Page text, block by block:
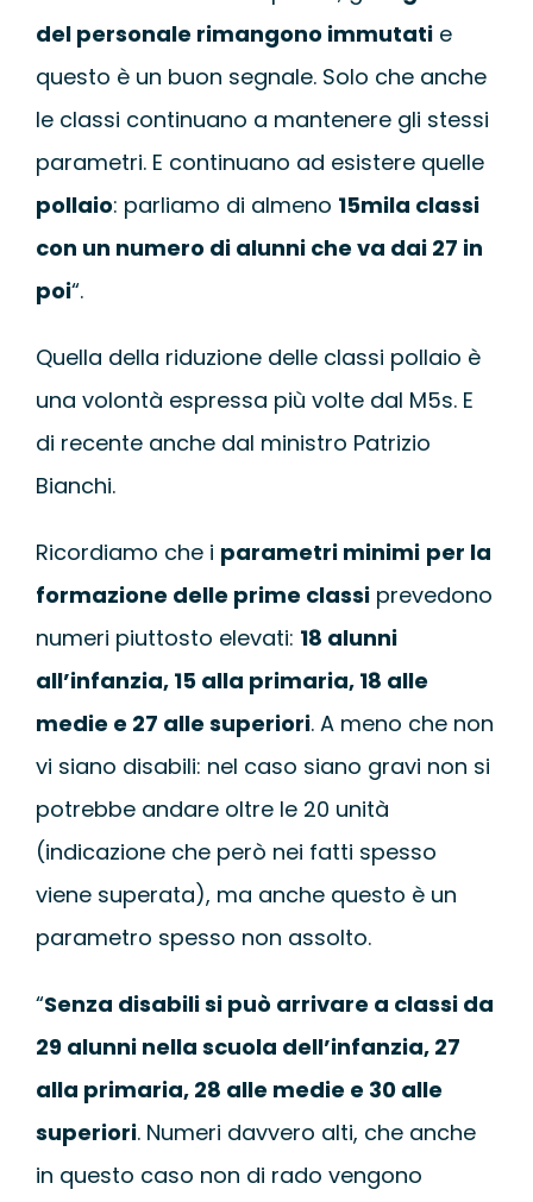
del personale rimangono immutatie
questo è un buon segnale. Solo che anche
le classi continuano a mantenere gli stessi
parametri. E continuano ad esistere quelle
pollaio: parliamo di almeno 15mila classi
con un numero di alunni che va dai 27 in
poi“.
Quella della riduzione delle classi pollaio è
una volontà espressa più volte dal M5s. E
di recente anche dal ministro Patrizio
Bianchi.
Ricordiamo che i parametri minimi per la
formazione delle prime classiprevedono
numeri piuttosto elevati: 18 alunni
all’infanzia, 15 alla primaria, 18 alle
medie e 27 alle superiori. A meno che non
vi siano disabili: nel caso siano gravi non si
potrebbe andare oltre le 20 unità
(indicazione che però nei fatti spesso
viene superata), ma anche questo è un
parametro spesso non assolto.
“Senza disabili si può arrivare a classi da
29 alunni nella scuola dell’infanzia, 27
alla primaria, 28 alle medie e 30 alle
superiori. Numeri davvero alti, che anche
in questo caso non di rado vengono